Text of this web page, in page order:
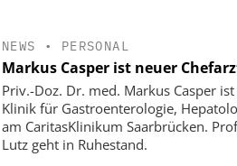
NEWS • PERSONAL
Markus Casper ist neuer
Priv.-Doz. Dr. med. Markus Casper
Klinik für Gastroenterologie,
am CaritasKlinikum Saarbrücken.
Lutz geht in Ruhestand.